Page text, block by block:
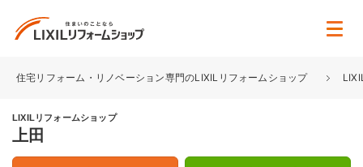
住宅リフォーム・リノベーション専門のLIXILリフォームショップ
LIXILリフォームショップ
上田